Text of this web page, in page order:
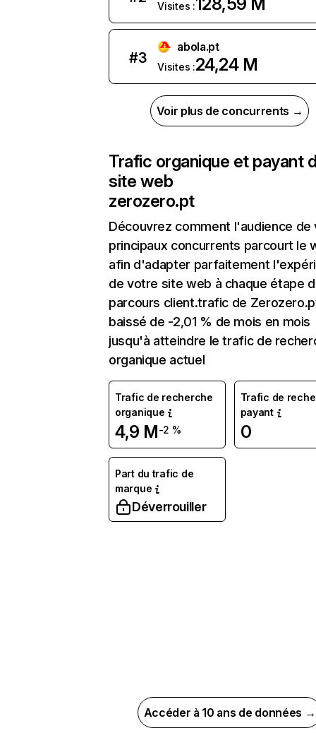
Visites :
#3
abola.pt
Visites :24,24 M
Voir plus de concurrents →
Trafic organique et payant
site web
zerozero.pt
Découvrez comment l'audience de
principaux concurrents parcourt le
afin d'adapter parfaitement
de votre site web à chaque étape
parcours client.trafic de
baissé de -2,01 % de mois en mois
jusqu'à atteindre le trafic de
organique actuel
Trafic de recherche
organique
4,9 M-2 %
Trafic de
payant
0
Part du trafic de
marque
Déverrouiller
Accéder à 10 ans de données →